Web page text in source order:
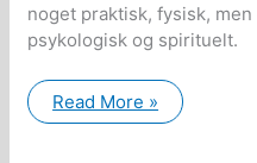
noget praktisk, fysisk,
psykologisk og spirituelt.
Den
psykologiske
Read More »